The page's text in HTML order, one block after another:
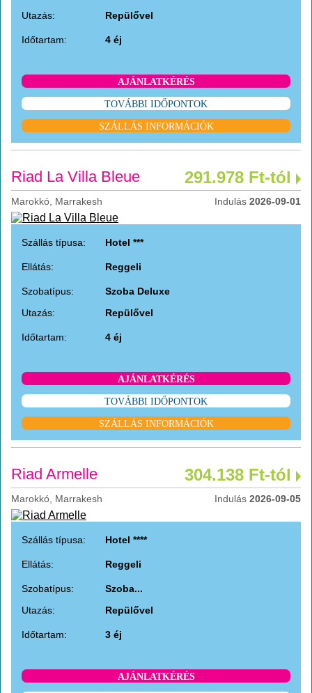
Utazás:
Repülővel
Időtartam: 4 éj
AJÁNLATKÉRÉS
TOVÁBBI IDŐPONTOK
SZÁLLÁS INFORMÁCIÓK
Riad La Villa Bleue 291.978 Ft-tól
Marokkó, Marrakesh Indulás 2026-09-01
Szállás típusa: Hotel ***
Ellátás: Reggeli
Szobatípus:
Szoba Deluxe
Utazás:
Repülővel
Időtartam: 4 éj
AJÁNLATKÉRÉS
TOVÁBBI IDŐPONTOK
SZÁLLÁS INFORMÁCIÓK
Riad Armelle 304.138 Ft-tól
Marokkó, Marrakesh Indulás 2026-09-05
Szállás típusa: Hotel ****
Ellátás: Reggeli
Szobatípus:
Szoba...
Utazás:
Repülővel
Időtartam: 3 éj
AJÁNLATKÉRÉS